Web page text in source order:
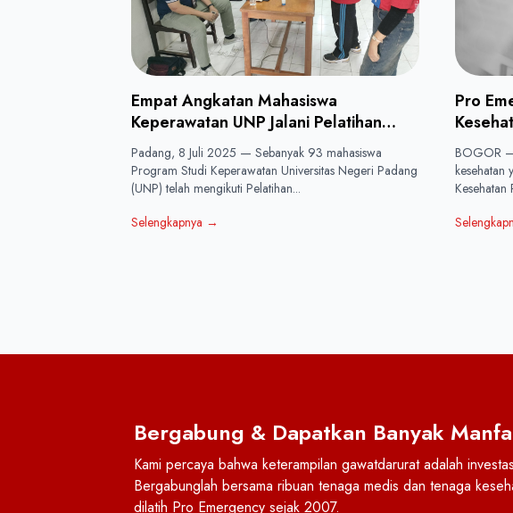
Empat Angkatan Mahasiswa
Keperawatan UNP Jalani Pelatihan
BTCLS Bersama PRO EMERGENCY
Padang, 8 Juli 2025 — Sebanyak 93 mahasiswa
Program Studi Keperawatan Universitas Negeri Padang
(UNP) telah mengikuti Pelatihan...
Selengkapnya →
Pro
BOGOR
kesehatan
Kesehatan
Bergabung & Dapatkan Banyak
Kami percaya bahwa keterampilan gawatdarurat adalah
Bergabunglah bersama ribuan tenaga medis dan tenaga
dilatih Pro Emergency sejak 2007.